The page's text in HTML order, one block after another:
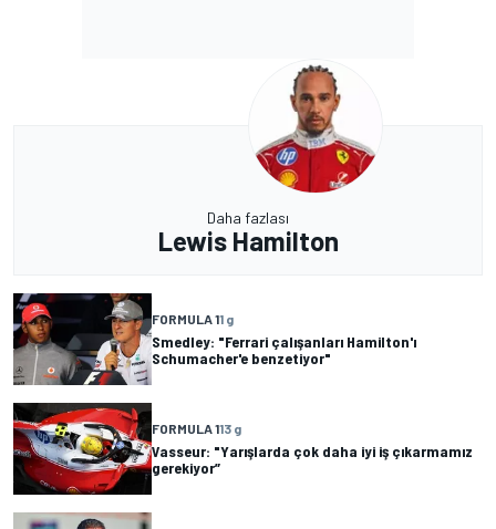
Daha fazlası
Lewis Hamilton
FORMULA 11 g
Smedley: "Ferrari çalışanları Hamilton'ı
Schumacher'e benzetiyor"
FORMULA 113 g
Vasseur: "Yarışlarda çok daha iyi iş çıkarmamız
gerekiyor”